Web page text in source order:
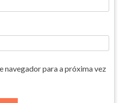
navegador para a próxima vez